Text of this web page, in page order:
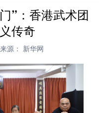
时政 人事
网评
全球连线
量子 体育
健康 军事
”：香港武术团
传奇
来源： 新华网